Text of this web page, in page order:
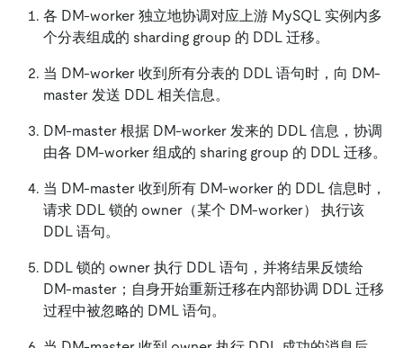
各 DM-worker 独立地协调对应上游 MySQL 实例内多
个分表组成的 sharding group 的 DDL 迁移。
当 DM-worker 收到所有分表的 DDL 语句时，向 DM-
master 发送 DDL 相关信息。
DM-master 根据 DM-worker 发来的 DDL 信息，协调
由各 DM-worker 组成的 sharing group 的 DDL 迁移。
当 DM-master 收到所有 DM-worker 的 DDL 信息时，
请求 DDL 锁的 owner（某个 DM-worker） 执行该
DDL 语句。
DDL 锁的 owner 执行 DDL 语句，并将结果反馈给
DM-master；自身开始重新迁移在内部协调 DDL 迁移
过程中被忽略的 DML 语句。